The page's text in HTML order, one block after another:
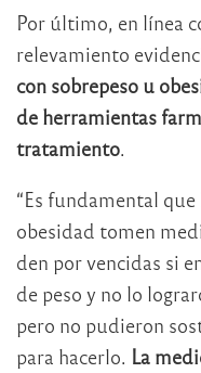
Por último, en línea
relevamiento
con sobrepeso u
de herramientas
tratamiento.
“Es fundamental que
obesidad tomen
den por vencidas si
de peso y no lo
pero no pudieron
para hacerlo. La